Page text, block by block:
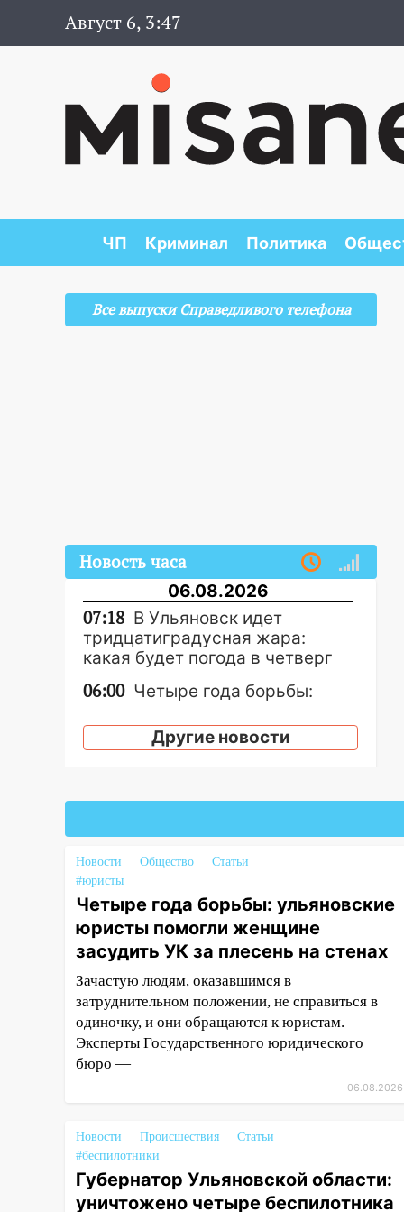
Август 6, 3:47
ЧП Криминал Политика
Все выпуски Справедливого телефона
Новость часа
06.08.2026
07:18 В Ульяновск идет
тридцатиградусная жара:
какая будет погода в четверг
06:00 Четыре года борьбы:
женщине засудить УК за
плесень на стенах
сулят прибыль, а кому —
05.08.2026
22:58
Тюленева ДТП с
мотоциклистом
20:22 Мошенники обманули 92-
Ульяновской области
19:14 Житель Ульяновской
области подвез троих
незнакомцев на трассе и
августа в Ульяновской области
18:00 Мотофристайл, рок и
силовой экстрим: в Ульяновске
Другие новости
Новости Общество
Статьи
#юристы
Четыре года борьбы: ульяновские
юристы помогли женщине
засудить УК за плесень на стенах
Зачастую людям, оказавшимся в
затруднительном положении, не справиться в
одиночку, и они обращаются к юристам.
Эксперты Государственного юридического
бюро —
06.08.2026
Новости Происшествия
Статьи
#беспилотники
Губернатор Ульяновской области:
уничтожено четыре беспилотника